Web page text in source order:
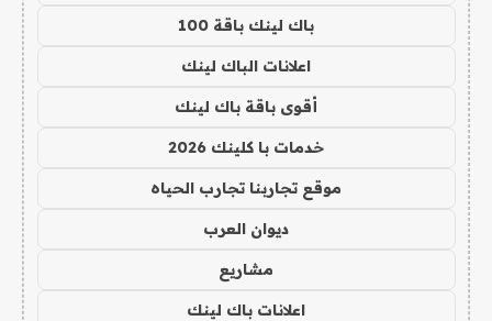
باك لينك باقة 100
اعلانات الباك لينك
أقوى باقة باك لينك
خدمات با كلينك 2026
موقع تجاربنا تجارب الحياه
ديوان العرب
مشاريع
اعلانات باك لينك